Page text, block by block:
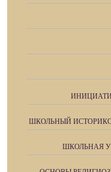
ШКОЛЬНЫЙ
ШКОЛЬНАЯ